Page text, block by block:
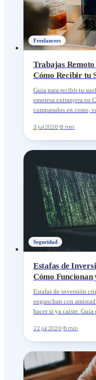
Freelancers
Trabajas
Cómo Recibir tu
Guía para recibir tu
empresa extranjera en
comparados en costo,
3 jul 2026 8 min
Seguridad
Estafas de
Cómo Funcionan
Estafas de inversión
enganchan con
hacer si ya caíste. Guía
22 jul 2026 8 min